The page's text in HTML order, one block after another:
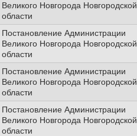
Великого Новгорода Новгородской
области
Постановление Администрации
Великого Новгорода Новгородской
области
Постановление Администрации
Великого Новгорода Новгородской
области
Постановление Администрации
Великого Новгорода Новгородской
области